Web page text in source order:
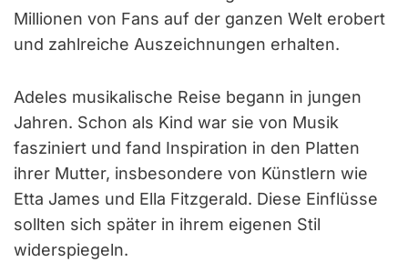
Millionen von Fans auf der ganzen Welt erobert
und zahlreiche Auszeichnungen erhalten.
Adeles musikalische Reise begann in jungen
Jahren. Schon als Kind war sie von Musik
fasziniert und fand Inspiration in den Platten
ihrer Mutter, insbesondere von Künstlern wie
Etta James und Ella Fitzgerald. Diese Einflüsse
sollten sich später in ihrem eigenen Stil
widerspiegeln.